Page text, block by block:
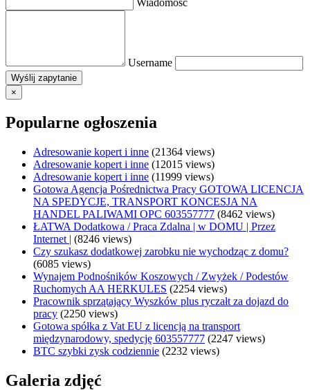
Wiadomość
Username
×
Popularne ogłoszenia
Adresowanie kopert i inne (21364 views)
Adresowanie kopert i inne (12015 views)
Adresowanie kopert i inne (11999 views)
Gotowa Agencja Pośrednictwa Pracy GOTOWA LICENCJA
NA SPEDYCJE, TRANSPORT KONCESJA NA
HANDEL PALIWAMI OPC 603557777 (8462 views)
ŁATWA Dodatkowa / Praca Zdalna | w DOMU | Przez
Internet | (8246 views)
Czy szukasz dodatkowej zarobku nie wychodząc z domu?
(6085 views)
Wynajem Podnośników Koszowych / Zwyżek / Podestów
Ruchomych AA HERKULES (2254 views)
Pracownik sprzątający Wyszków plus ryczałt za dojazd do
pracy (2250 views)
Gotowa spółka z Vat EU z licencją na transport
międzynarodowy, spedycję 603557777 (2247 views)
BTC szybki zysk codziennie (2232 views)
Galeria zdjęć